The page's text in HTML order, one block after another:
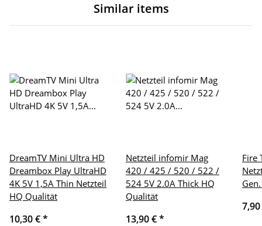
Similar items
DreamTV Mini Ultra HD
Dreambox Play UltraHD
4K 5V 1,5A Thin Netzteil
HQ Qualität
10,30 €*
Netzteil infomir Mag
420 / 425 / 520 / 522 /
524 5V 2.0A Thick HQ
Qualität
13,90 €*
Fire